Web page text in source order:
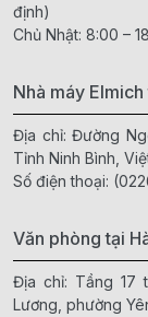
định)
Chủ Nhật: 8:00 –
Nhà máy
Địa chỉ: Đường
Tỉnh Ninh Bình,
Số điện thoại:
Văn phòng tại
Địa chỉ: Tầng 17
Lương, phường